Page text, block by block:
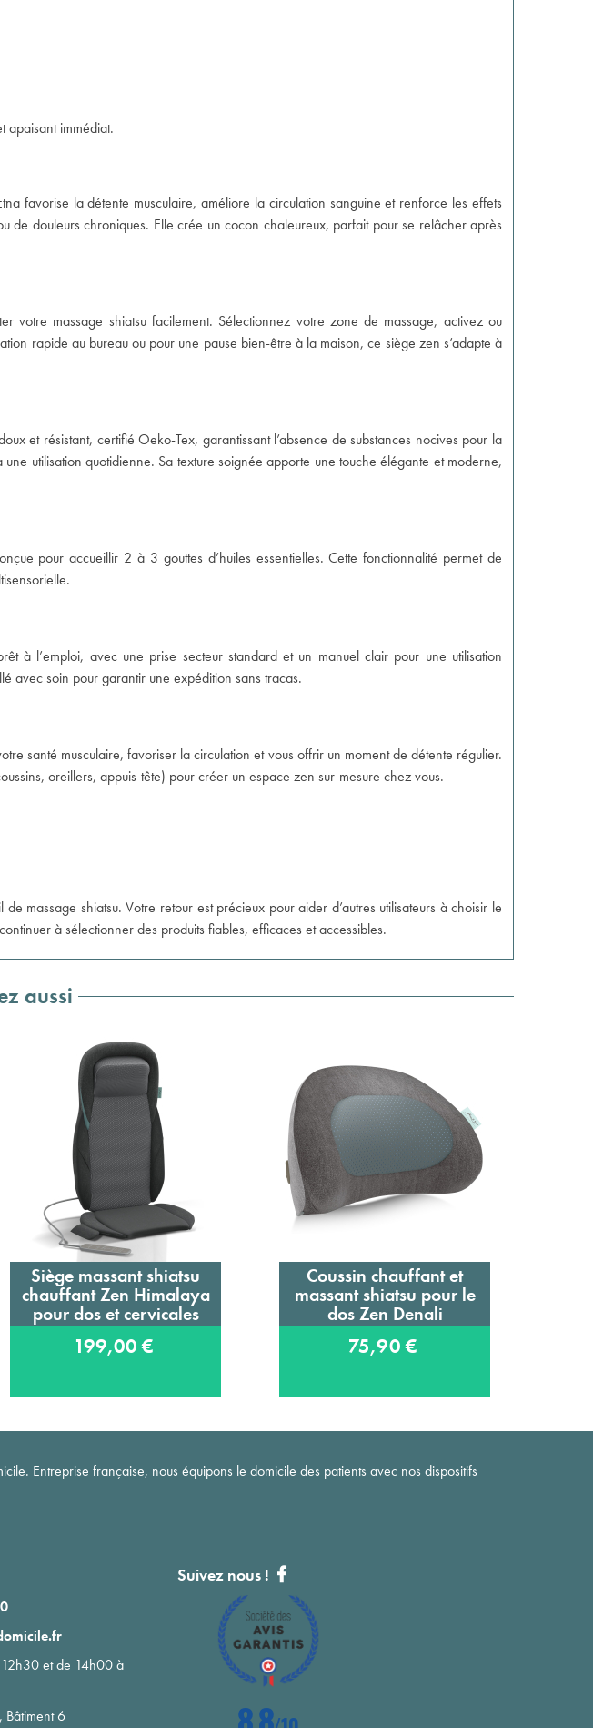
apaisant immédiat.
favorise la détente musculaire, améliore la circulation sanguine et renforce les effets
de douleurs chroniques. Elle crée un cocon chaleureux, parfait pour se relâcher après
votre massage shiatsu facilement. Sélectionnez votre zone de massage, activez ou
rapide au bureau ou pour une pause bien-être à la maison, ce siège zen s’adapte à
et résistant, certifié Oeko-Tex, garantissant l’absence de substances nocives pour la
utilisation quotidienne. Sa texture soignée apporte une touche élégante et moderne,
pour accueillir 2 à 3 gouttes d’huiles essentielles. Cette fonctionnalité permet de
à l’emploi, avec une prise secteur standard et un manuel clair pour une utilisation
avec soin pour garantir une expédition sans tracas.
santé musculaire, favoriser la circulation et vous offrir un moment de détente régulier.
oreillers, appuis-tête) pour créer un espace zen sur-mesure chez vous.
de massage shiatsu. Votre retour est précieux pour aider d’autres utilisateurs à choisir le
à sélectionner des produits fiables, efficaces et accessibles.
aussi
Ajouter au panier
Siège massant shiatsu
chauffant Zen Himalaya
pour dos et cervicales
199,00 €
Ajouter au panier
Coussin chauffant et
massant shiatsu pour le
dos Zen Denali
75,90 €
Entreprise française, nous équipons le domicile des patients avec nos dispositifs
et de 14h00 à
Bâtiment 6
Suivez nous !